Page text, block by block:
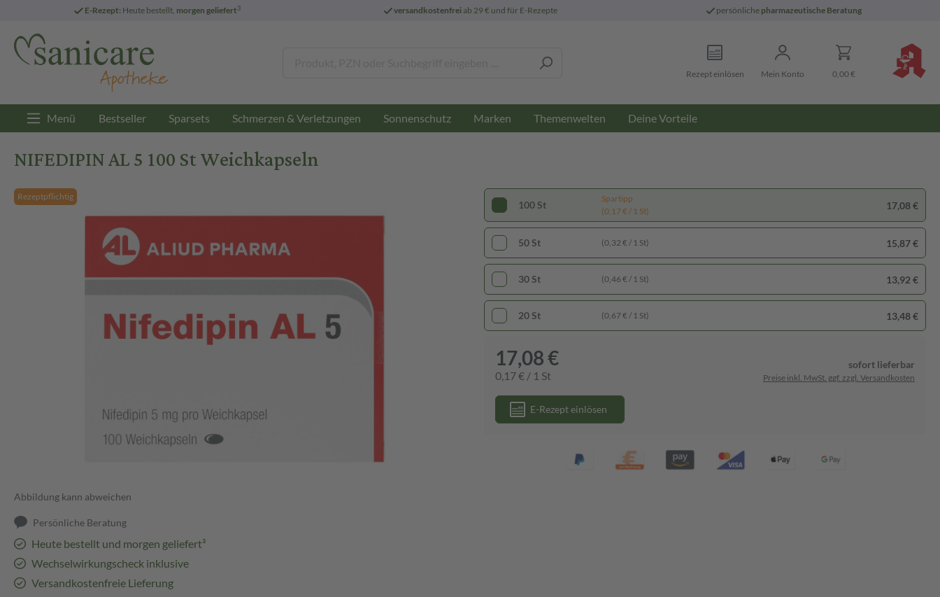
E-Rezept: Heute bestellt, morgen geliefert3 versandkostenfreiab 29 € und für E-Rezepte persönliche pharmazeutische Beratung
Rezept einlösen Mein Konto 0,00 €
Menü Bestseller Sparsets Schmerzen & Verletzungen Sonnenschutz Marken Themenwelten Deine Vorteile
NIFEDIPIN AL 5 100 St Weichkapseln
Rezeptpflichtig
Abbildung kann abweichen
Persönliche Beratung
Heute bestellt und morgen geliefert³
Wechselwirkungscheck inklusive
Versandkostenfreie Lieferung
100 St
Spartipp
(0,17 € / 1 St)
17,08 €
50 St (0,32 € / 1 St) 15,87 €
30 St (0,46 € / 1 St) 13,92 €
20 St (0,67 € / 1 St) 13,48 €
17,08 €
0,17 € / 1 St
sofort lieferbar
Preise inkl. MwSt. ggf. zzgl. Versandkosten
E-Rezept einlösen